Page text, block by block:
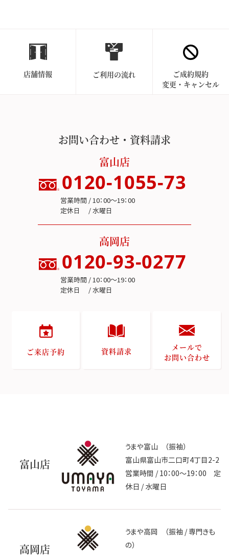
店舗情報 ご利用の流れ
ご成約規約
変更・キャンセル
お問い合わせ・資料請求
富山店
0120-1055-73
営業時間 / 10：00～19：00
定休日 / 水曜日
高岡店
0120-93-0277
営業時間 / 10：00～19：00
定休日 / 水曜日
ご来店予約 資料請求
メールで
お問い合わせ
富山店
うまや富山 （振袖）
富山県富山市二口町4丁目2-2
営業時間 / 10：00～19：00 定
休日 / 水曜日
高岡店
うまや高岡 （振袖 / 専門きも
の）